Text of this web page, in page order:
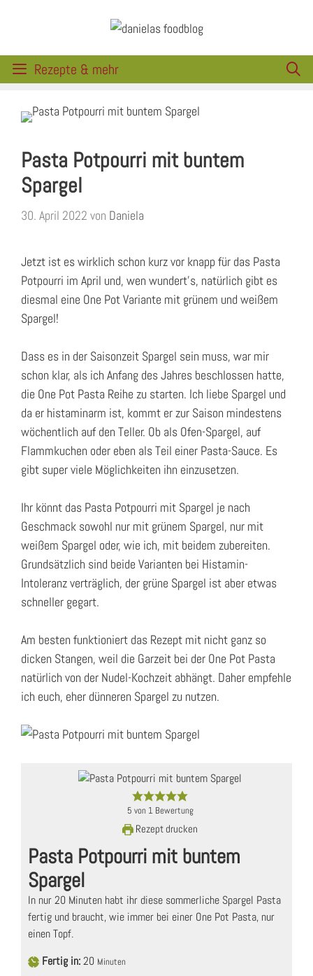
Rezepte & mehr
Pasta Potpourri mit buntem
Spargel
30. April 2022 von Daniela
Jetzt ist es wirklich schon kurz vor knapp für das Pasta
Potpourri im April und, wen wundert’s, natürlich gibt es
diesmal eine One Pot Variante mit grünem und weißem
Spargel!
Dass es in der Saisonzeit Spargel sein muss, war mir
schon klar, als ich Anfang des Jahres beschlossen hatte,
die One Pot Pasta Reihe zu starten. Ich liebe Spargel und
da er histaminarm ist, kommt er zur Saison mindestens
wöchentlich auf den Teller. Ob als Ofen-Spargel, auf
Flammkuchen oder eben als Teil einer Pasta-Sauce. Es
gibt super viele Möglichkeiten ihn einzusetzen.
Ihr könnt das Pasta Potpourri mit Spargel je nach
Geschmack sowohl nur mit grünem Spargel, nur mit
weißem Spargel oder, wie ich, mit beidem zubereiten.
Grundsätzlich sind beide Varianten bei Histamin-
Intoleranz verträglich, der grüne Spargel ist aber etwas
schneller gegart.
Am besten funktioniert das Rezept mit nicht ganz so
dicken Stangen, weil die Garzeit bei der One Pot Pasta
natürlich von der Nudel-Kochzeit abhängt. Daher empfehle
ich euch, eher dünneren Spargel zu nutzen.
5 von 1Bewertung
Rezept drucken
Pasta Potpourri mit buntem
Spargel
In nur 20 Minuten habt ihr diese sommerliche Spargel Pasta
fertig und braucht, wie immer bei einer One Pot Pasta, nur
einen Topf.
Fertig in:20 Minuten